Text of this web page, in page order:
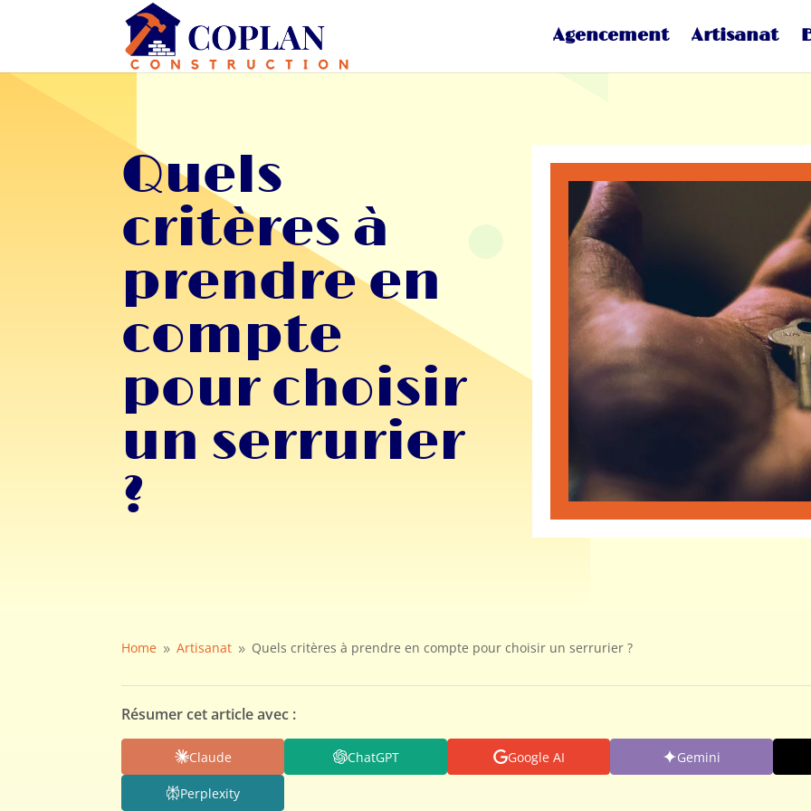
Agencement Artisanat
Quels
critères à
prendre en
compte
pour choisir
un serrurier
?
Home 9 Artisanat 9 Quels critères à prendre en compte pour choisir un serrurier ?
Résumer cet article avec :
Claude ChatGPT Google AI Gemini
Perplexity